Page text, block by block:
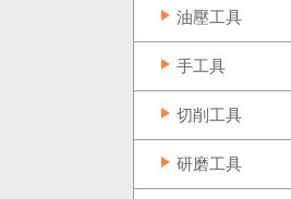
油壓工具
手工具
切削工具
研磨工具